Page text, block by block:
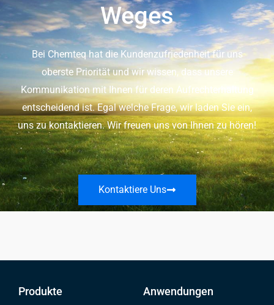
Weges
Bei Chemteq hat die Kundenzufriedenheit für uns
oberste Priorität und wir wissen, dass unsere
Kommunikation mit Ihnen für deren Aufrechterhaltung
entscheidend ist. Egal welche Frage, wir laden Sie ein,
uns zu kontaktieren. Wir freuen uns von Ihnen zu hören!
Kontaktiere Uns
Produkte Anwendungen